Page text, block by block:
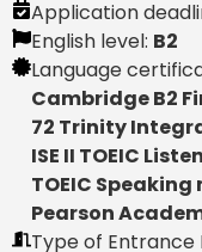
Application
English level: B2
Language
Cambridge B2
72 Trinity
ISE II TOEIC
TOEIC Speaking
Pearson
Type of Entrance